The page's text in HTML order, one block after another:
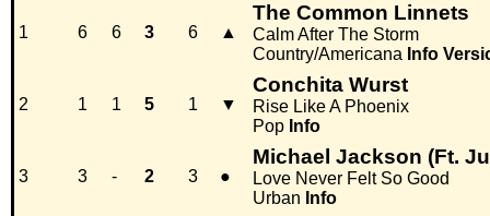
1 6 6 3 6 ▲
The Common Linnets
Calm After The Storm
Country/Americana Info
2 1 1 5 1 ▼
Conchita Wurst
Rise Like A Phoenix
Pop Info
3 3 - 2 3 ●
Michael Jackson (Ft.
Love Never Felt So Good
Urban Info